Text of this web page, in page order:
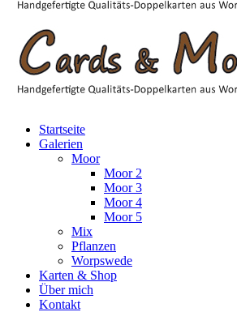
Startseite
Galerien
Moor
Moor 2
Moor 3
Moor 4
Moor 5
Mix
Pflanzen
Worpswede
Karten & Shop
Über mich
Kontakt